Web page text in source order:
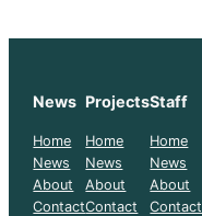
News
Home
News
About
Contact
Projects
Home
News
About
Contact
Staff
Home
News
About
Contact